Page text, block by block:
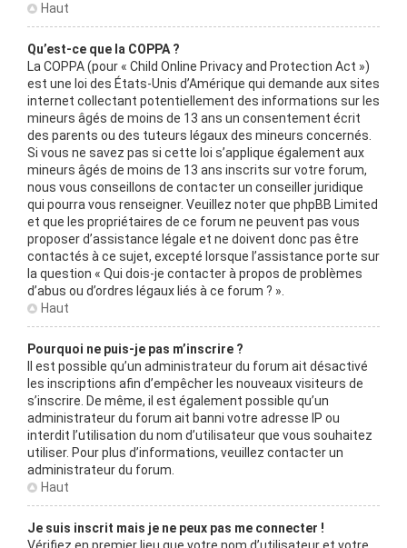
Haut
Qu’est-ce que la COPPA ?
La COPPA (pour « Child Online Privacy and Protection Act »)
est une loi des États-Unis d’Amérique qui demande aux sites
internet collectant potentiellement des informations sur les
mineurs âgés de moins de 13 ans un consentement écrit
des parents ou des tuteurs légaux des mineurs concernés.
Si vous ne savez pas si cette loi s’applique également aux
mineurs âgés de moins de 13 ans inscrits sur votre forum,
nous vous conseillons de contacter un conseiller juridique
qui pourra vous renseigner. Veuillez noter que phpBB Limited
et que les propriétaires de ce forum ne peuvent pas vous
proposer d’assistance légale et ne doivent donc pas être
contactés à ce sujet, excepté lorsque l’assistance porte sur
la question « Qui dois-je contacter à propos de problèmes
d’abus ou d’ordres légaux liés à ce forum ? ».
Haut
Pourquoi ne puis-je pas m’inscrire ?
Il est possible qu’un administrateur du forum ait désactivé
les inscriptions afin d’empêcher les nouveaux visiteurs de
s’inscrire. De même, il est également possible qu’un
administrateur du forum ait banni votre adresse IP ou
interdit l’utilisation du nom d’utilisateur que vous souhaitez
utiliser. Pour plus d’informations, veuillez contacter un
administrateur du forum.
Haut
Je suis inscrit mais je ne peux pas me connecter !